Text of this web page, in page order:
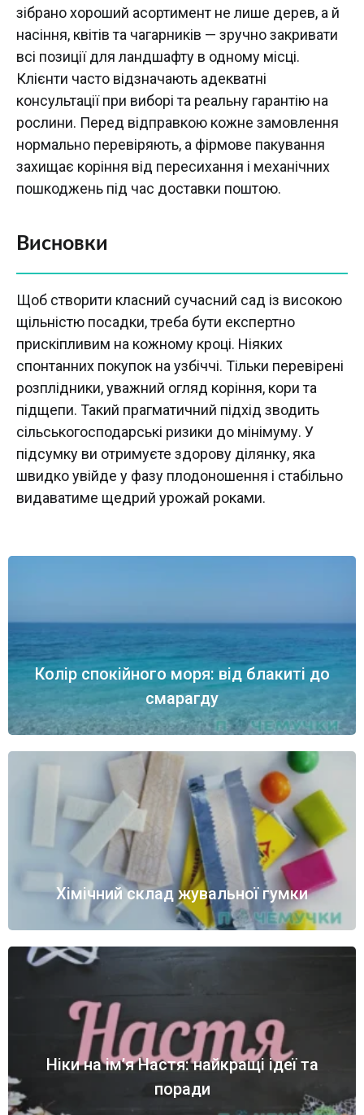
зібрано хороший асортимент не лише дерев, а й
насіння, квітів та чагарників — зручно закривати
всі позиції для ландшафту в одному місці.
Клієнти часто відзначають адекватні
консультації при виборі та реальну гарантію на
рослини. Перед відправкою кожне замовлення
нормально перевіряють, а фірмове пакування
захищає коріння від пересихання і механічних
пошкоджень під час доставки поштою.
Висновки
Щоб створити класний сучасний сад із високою
щільністю посадки, треба бути експертно
прискіпливим на кожному кроці. Ніяких
спонтанних покупок на узбіччі. Тільки перевірені
розплідники, уважний огляд коріння, кори та
підщепи. Такий прагматичний підхід зводить
сільськогосподарські ризики до мінімуму. У
підсумку ви отримуєте здорову ділянку, яка
швидко увійде у фазу плодоношення і стабільно
видаватиме щедрий урожай роками.
Колір спокійного моря: від блакиті до
смарагду
Хімічний склад жувальної гумки
Ніки на ім’я Настя: найкращі ідеї та
поради